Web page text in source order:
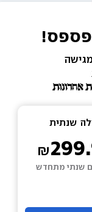
מגישה
שנתית
שנתי מתחדש